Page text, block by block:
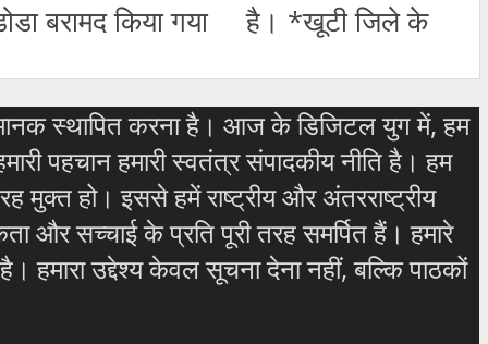
बरामद किया गया है। *खूटी जिले के
स्थापित करना है। आज के डिजिटल युग में, हम
पहचान हमारी स्वतंत्र संपादकीय नीति है। हम
मुक्त हो। इससे हमें राष्ट्रीय और अंतरराष्ट्रीय
और सच्चाई के प्रति पूरी तरह समर्पित हैं। हमारे
हमारा उद्देश्य केवल सूचना देना नहीं, बल्कि पाठकों